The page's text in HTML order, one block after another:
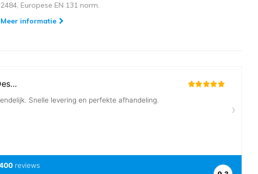
2484, Europese EN 131 norm.
Meer informatie